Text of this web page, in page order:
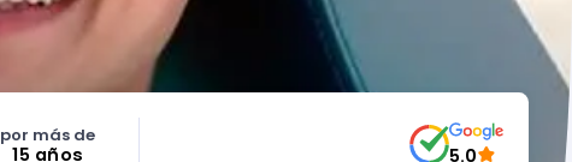
por más de
15 años 5.0